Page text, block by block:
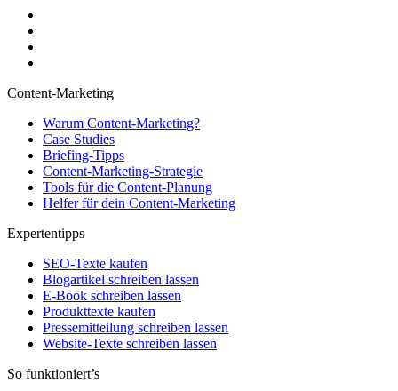
Content-Marketing
Warum Content-Marketing?
Case Studies
Briefing-Tipps
Content-Marketing-Strategie
Tools für die Content-Planung
Helfer für dein Content-Marketing
Expertentipps
SEO-Texte kaufen
Blogartikel schreiben lassen
E-Book schreiben lassen
Produkttexte kaufen
Pressemitteilung schreiben lassen
Website-Texte schreiben lassen
So funktioniert’s